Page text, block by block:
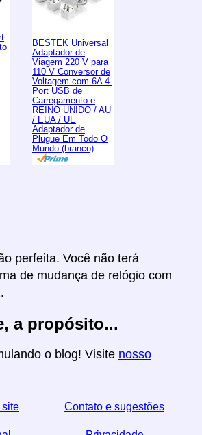
BESTEK Universal
Adaptador de
Viagem 220 V para
110 V Conversor de
Voltagem com 6A 4-
Port USB de
Carregamento e
REINO UNIDO / AU
/ EUA / UE
Adaptador de
Plugue Em Todo O
Mundo (branco)
perfeita. Você não terá
de mudança de relógio com
a propósito...
o blog! Visite nosso
site Contato e sugestões